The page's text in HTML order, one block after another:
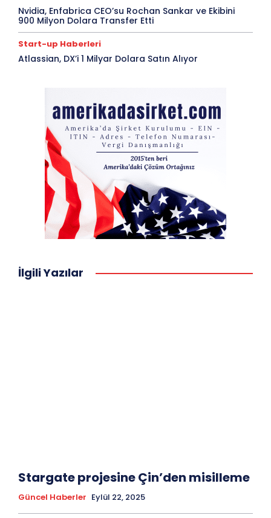
Nvidia, Enfabrica CEO’su Rochan Sankar ve Ekibini
900 Milyon Dolara Transfer Etti
Start-up Haberleri
Atlassian, DX’i 1 Milyar Dolara Satın Alıyor
İlgili Yazılar
Stargate projesine Çin’den misilleme
Güncel Haberler Eylül 22, 2025